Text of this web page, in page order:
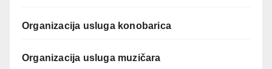
Organizacija usluga konobarica
Organizacija usluga muzičara